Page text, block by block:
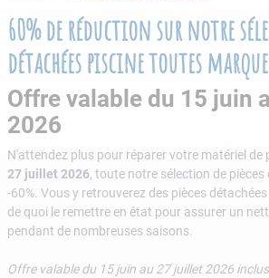
60% de réduction sur notre
détachées piscine toutes
Offre valable du 15 juin
2026
N'attendez plus pour réparer votre matériel de
27 juillet 2026, toute notre sélection de
-60%. Vous y retrouverez des pièces
de quoi le remettre en état pour assurer un
pendant de nombreuses saisons.
Offre valable du 15 juin au 27 juillet 2026
2.
piscine hors sol
3.
robot piscine
4.
aspirateur
6.
tuyau
7.
spa
8 .
skimmer
9.
aspirateur piscine